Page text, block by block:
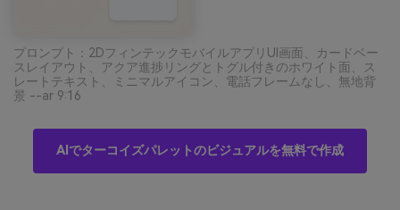
プロンプト：2DフィンテックモバイルアプリUI画面、カードベー
スレイアウト、アクア進捗リングとトグル付きのホワイト面、ス
レートテキスト、ミニマルアイコン、電話フレームなし、無地背
景 --ar 9:16
AIでターコイズパレットのビジュアルを無料で作成